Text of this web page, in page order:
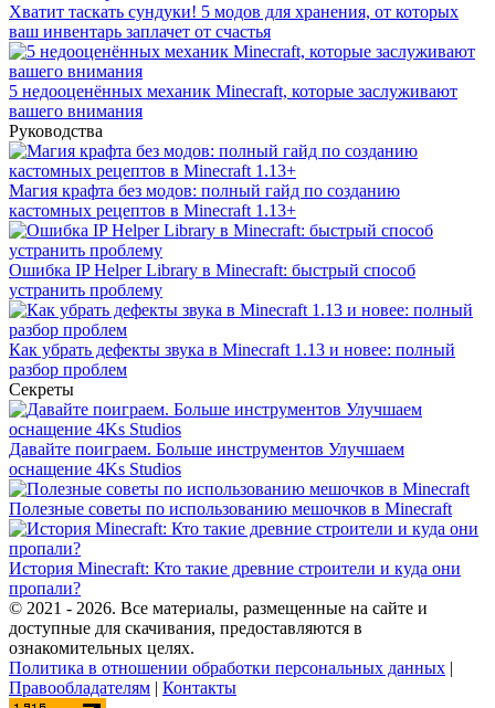
Хватит таскать сундуки! 5 модов для хранения, от которых
ваш инвентарь заплачет от счастья
5 недооценённых механик Minecraft, которые заслуживают
вашего внимания
Руководства
Магия крафта без модов: полный гайд по созданию
кастомных рецептов в Minecraft 1.13+
Ошибка IP Helper Library в Minecraft: быстрый способ
устранить проблему
Как убрать дефекты звука в Minecraft 1.13 и новее: полный
разбор проблем
Секреты
Давайте поиграем. Больше инструментов Улучшаем
оснащение 4Ks Studios
Полезные советы по использованию мешочков в Minecraft
История Minecraft: Кто такие древние строители и куда они
пропали?
© 2021 - 2026. Все материалы, размещенные на сайте и
доступные для скачивания, предоставляются в
ознакомительных целях.
Политика в отношении обработки персональных данных |
Правообладателям | Контакты